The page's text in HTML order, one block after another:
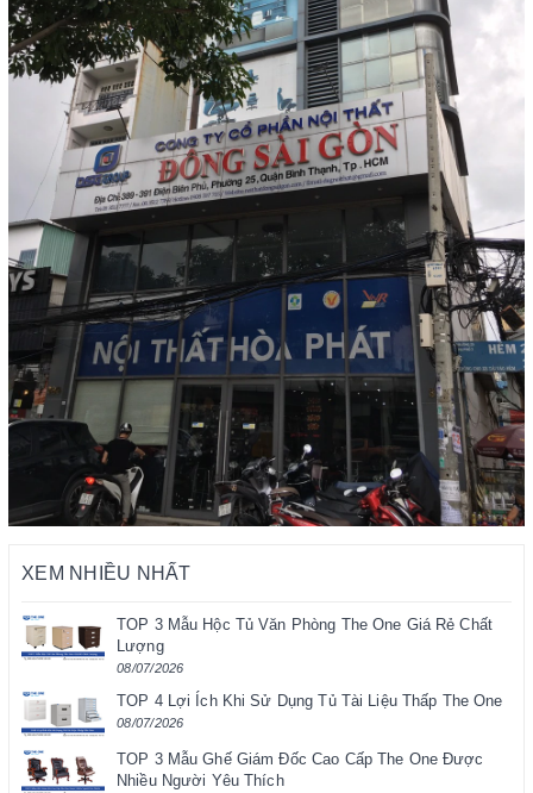
XEM NHIỀU NHẤT
TOP 3 Mẫu Hộc Tủ Văn Phòng The One Giá Rẻ Chất
Lượng
08/07/2026
TOP 4 Lợi Ích Khi Sử Dụng Tủ Tài Liệu Thấp The One
08/07/2026
TOP 3 Mẫu Ghế Giám Đốc Cao Cấp The One Được
Nhiều Người Yêu Thích